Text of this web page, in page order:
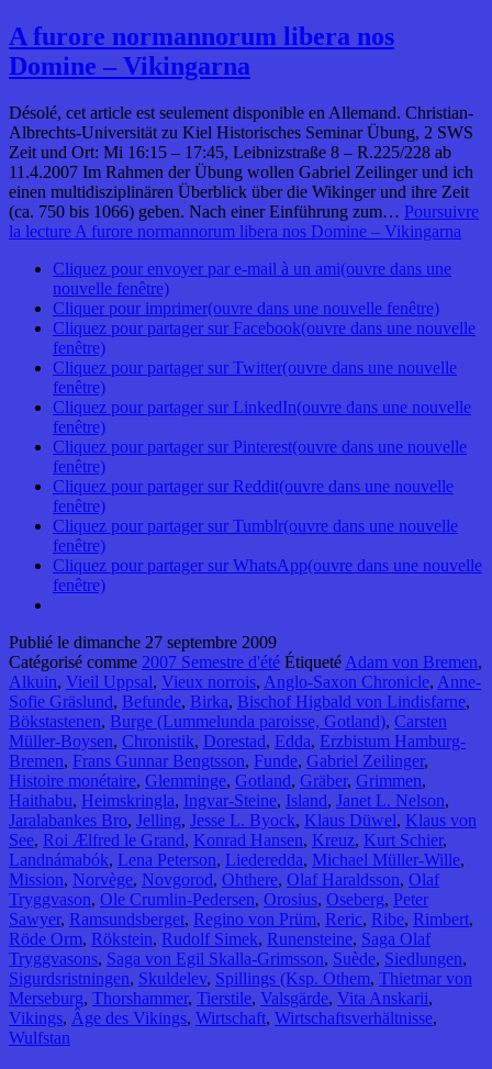
A furore normannorum libera nos
Domine – Vikingarna
Désolé, cet article est seulement disponible en Allemand. Christian-
Albrechts-Universität zu Kiel Historisches Seminar Übung, 2 SWS
Zeit und Ort: Mi 16:15 – 17:45, Leibnizstraße 8 – R.225/228 ab
11.4.2007 Im Rahmen der Übung wollen Gabriel Zeilinger und ich
einen multidisziplinären Überblick über die Wikinger und ihre Zeit
(ca. 750 bis 1066) geben. Nach einer Einführung zum… Poursuivre
la lecture A furore normannorum libera nos Domine – Vikingarna
Cliquez pour envoyer par e-mail à un ami(ouvre dans une
nouvelle fenêtre)
Cliquer pour imprimer(ouvre dans une nouvelle fenêtre)
Cliquez pour partager sur Facebook(ouvre dans une nouvelle
fenêtre)
Cliquez pour partager sur Twitter(ouvre dans une nouvelle
fenêtre)
Cliquez pour partager sur LinkedIn(ouvre dans une nouvelle
fenêtre)
Cliquez pour partager sur Pinterest(ouvre dans une nouvelle
fenêtre)
Cliquez pour partager sur Reddit(ouvre dans une nouvelle
fenêtre)
Cliquez pour partager sur Tumblr(ouvre dans une nouvelle
fenêtre)
Cliquez pour partager sur WhatsApp(ouvre dans une nouvelle
fenêtre)
Publié le dimanche 27 septembre 2009
Catégorisé comme 2007 Semestre d'été Étiqueté Adam von Bremen,
Alkuin, Vieil Uppsal, Vieux norrois, Anglo-Saxon Chronicle, Anne-
Sofie Gräslund, Befunde, Birka, Bischof Higbald von Lindisfarne,
Bökstastenen, Burge (Lummelunda paroisse, Gotland), Carsten
Müller-Boysen, Chronistik, Dorestad, Edda, Erzbistum Hamburg-
Bremen, Frans Gunnar Bengtsson, Funde, Gabriel Zeilinger,
Histoire monétaire, Glemminge, Gotland, Gräber, Grimmen,
Haithabu, Heimskringla, Ingvar-Steine, Island, Janet L. Nelson,
Jaralabankes Bro, Jelling, Jesse L. Byock, Klaus Düwel, Klaus von
See, Roi Ælfred le Grand, Konrad Hansen, Kreuz, Kurt Schier,
Landnámabók, Lena Peterson, Liederedda, Michael Müller-Wille,
Mission, Norvège, Novgorod, Ohthere, Olaf Haraldsson, Olaf
Tryggvason, Ole Crumlin-Pedersen, Orosius, Oseberg, Peter
Sawyer, Ramsundsberget, Regino von Prüm, Reric, Ribe, Rimbert,
Röde Orm, Rökstein, Rudolf Simek, Runensteine, Saga Olaf
Tryggvasons, Saga von Egil Skalla-Grimsson, Suède, Siedlungen,
Sigurdsristningen, Skuldelev, Spillings (Ksp. Othem, Thietmar von
Merseburg, Thorshammer, Tierstile, Valsgärde, Vita Anskarii,
Vikings, Âge des Vikings, Wirtschaft, Wirtschaftsverhältnisse,
Wulfstan